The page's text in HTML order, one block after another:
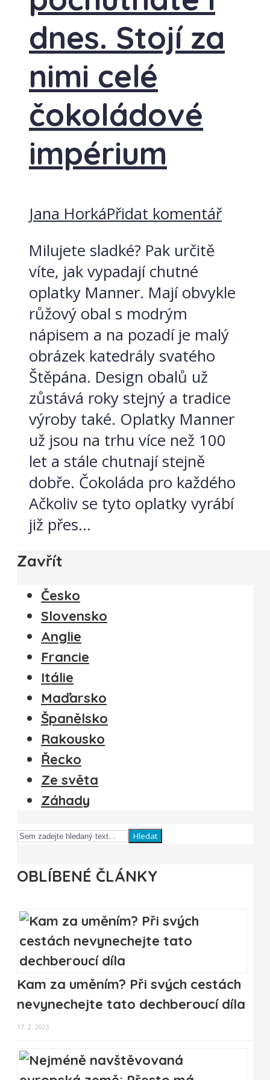
dnes. Stojí za
nimi celé
čokoládové
impérium
Jana HorkáPřidat komentář
Milujete sladké? Pak určitě
víte, jak vypadají chutné
oplatky Manner. Mají obvykle
růžový obal s modrým
nápisem a na pozadí je malý
obrázek katedrály svatého
Štěpána. Design obalů už
zůstává roky stejný a tradice
výroby také. Oplatky Manner
už jsou na trhu více než 100
let a stále chutnají stejně
dobře. Čokoláda pro každého
Ačkoliv se tyto oplatky vyrábí
již přes...
Zavřít
Česko
Slovensko
Anglie
Francie
Itálie
Maďarsko
Španělsko
Rakousko
Řecko
Ze světa
Záhady
Hledat
OBLÍBENÉ ČLÁNKY
Kam za uměním? Při svých cestách
nevynechejte tato dechberoucí díla
17. 2. 2023